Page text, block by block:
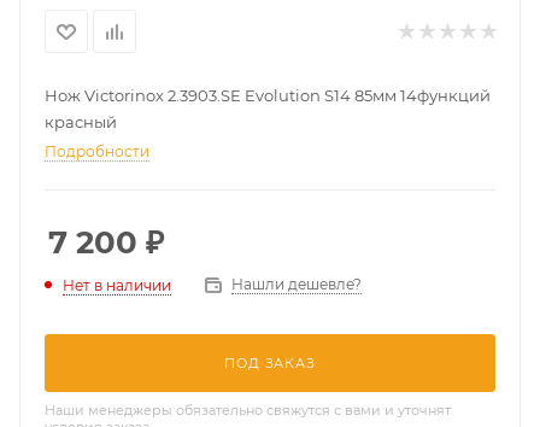
Нож Victorinox 2.3903.SE Evolution S14 85мм 14функций
красный
Подробности
7 200 ₽
Нет в наличии Нашли дешевле?
ПОД ЗАКАЗ
Наши менеджеры обязательно свяжутся с вами и уточнят